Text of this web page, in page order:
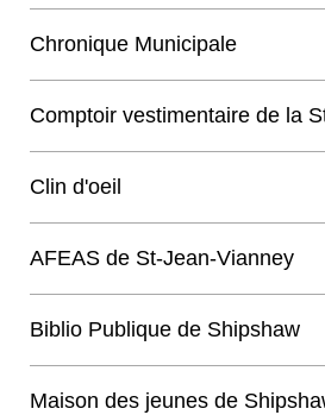
Chronique Municipale
Comptoir vestimentaire de la
Clin d'oeil
AFEAS de St-Jean-Vianney
Biblio Publique de Shipshaw
Maison des jeunes de